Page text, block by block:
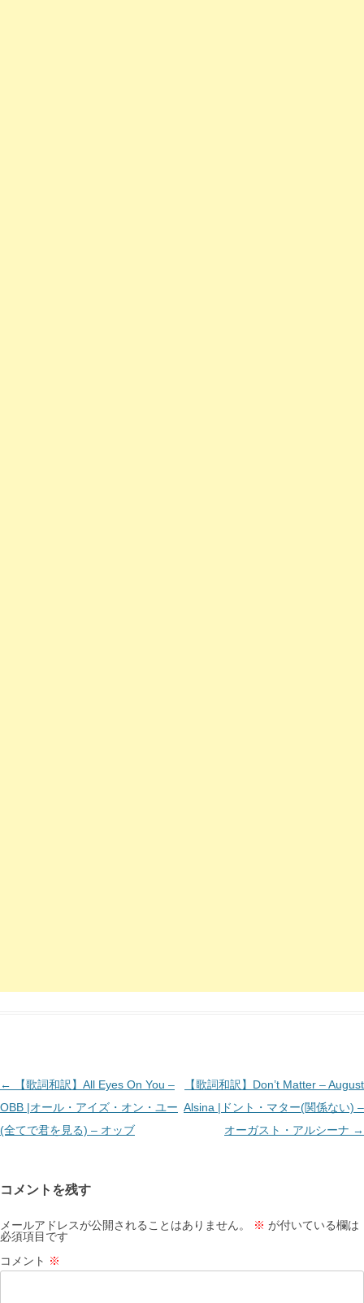
投
稿
ナ
ー
シ
ョ
ン
←
【歌詞和訳】All Eyes On You –
OBB |オール・アイズ・オン・ユー
(全てで君を見る) – オッブ
【歌詞和訳】Don’t Matter – August
Alsina |ドント・マター(関係ない) –
オーガスト・アルシーナ →
コメントを残す
メールアドレスが公開されることはありません。 ※ が付いている欄は
必須項目です
コメント ※